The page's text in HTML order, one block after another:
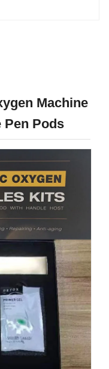
Machine
Pen Pods